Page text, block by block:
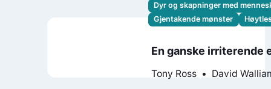
Dyr og skapninger med
Gjentakende mønster
En ganske irriterende
Tony Ross David